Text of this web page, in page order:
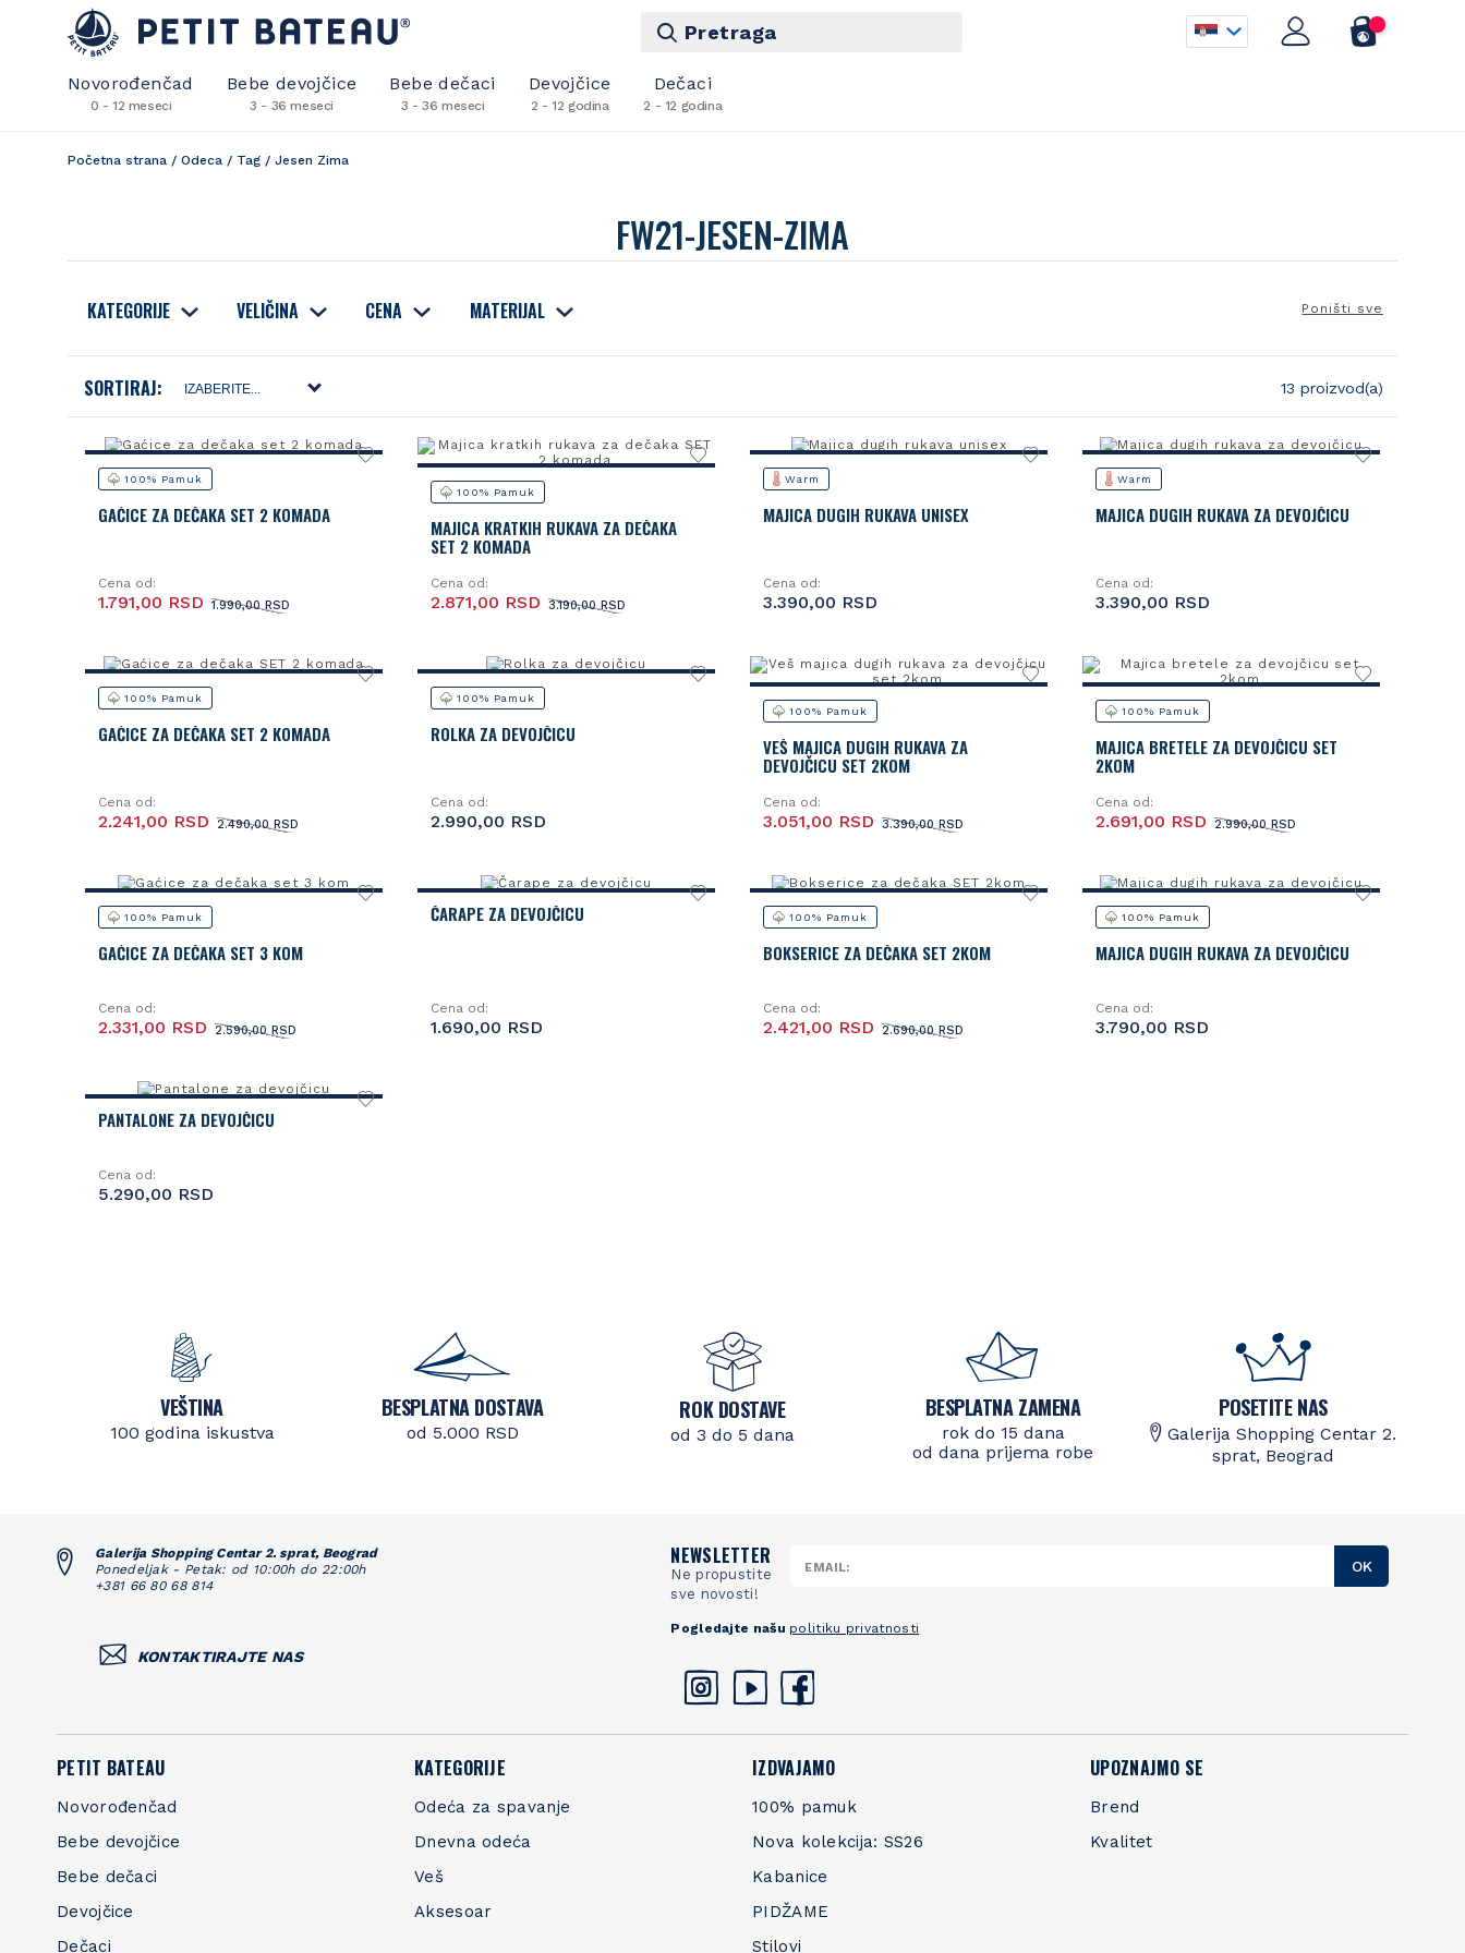
Pretraga
Novorođenčad
0 - 12 meseci
Bebe devojčice
3 - 36 meseci
Bebe dečaci
3 - 36 meseci
Devojčice
2 - 12 godina
Dečaci
2 - 12 godina
Početna strana / Odeca / Tag / Jesen Zima
FW21-JESEN-ZIMA
KATEGORIJE VELIČINA CENA MATERIJAL Poništi sve
SORTIRAJ: 13 proizvod(a)
100% Pamuk
GAĆICE ZA DEČAKA SET 2 KOMADA
Cena od:
1.990,00 RSD
1.791,00 RSD
100% Pamuk
MAJICA KRATKIH RUKAVA ZA DEČAKA
SET 2 KOMADA
Cena od:
3.190,00 RSD
2.871,00 RSD
Warm
MAJICA DUGIH RUKAVA UNISEX
Cena od:
3.390,00 RSD
Warm
MAJICA DUGIH RUKAVA ZA DEVOJČICU
Cena od:
3.390,00 RSD
100% Pamuk
GAĆICE ZA DEČAKA SET 2 KOMADA
Cena od:
2.490,00 RSD
2.241,00 RSD
100% Pamuk
ROLKA ZA DEVOJČICU
Cena od:
2.990,00 RSD
100% Pamuk
VEŠ MAJICA DUGIH RUKAVA ZA
DEVOJČICU SET 2KOM
Cena od:
3.390,00 RSD
3.051,00 RSD
100% Pamuk
MAJICA BRETELE ZA DEVOJČICU SET
2KOM
Cena od:
2.990,00 RSD
2.691,00 RSD
100% Pamuk
GAĆICE ZA DEČAKA SET 3 KOM
Cena od:
2.590,00 RSD
2.331,00 RSD
ČARAPE ZA DEVOJČICU
Cena od:
1.690,00 RSD
100% Pamuk
BOKSERICE ZA DEČAKA SET 2KOM
Cena od:
2.690,00 RSD
2.421,00 RSD
100% Pamuk
MAJICA DUGIH RUKAVA ZA DEVOJČICU
Cena od:
3.790,00 RSD
PANTALONE ZA DEVOJČICU
Cena od:
5.290,00 RSD
VEŠTINA
100 godina iskustva
BESPLATNA DOSTAVA
od 5.000 RSD
ROK DOSTAVE
od 3 do 5 dana
BESPLATNA ZAMENA
rok do 15 dana
od dana prijema robe
POSETITE NAS
Galerija Shopping Centar 2.
sprat, Beograd
Galerija Shopping Centar 2. sprat, Beograd
Ponedeljak - Petak: od 10:00h do 22:00h
+381 66 80 68 814
KONTAKTIRAJTE NAS
NEWSLETTER
Ne propustite
sve novosti!
OK
Pogledajte našu politiku privatnosti
PETIT BATEAU
Novorođenčad
Bebe devojčice
Bebe dečaci
Devojčice
Dečaci
KATEGORIJE
Odeća za spavanje
Dnevna odeća
Veš
Aksesoar
IZDVAJAMO
100% pamuk
Nova kolekcija: SS26
Kabanice
PIDŽAME
Stilovi
UPOZNAJMO SE
Brend
Kvalitet